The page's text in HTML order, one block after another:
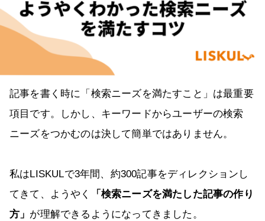
記事を書く時に「検索ニーズを満たすこと」は最重要
項目です。しかし、キーワードからユーザーの検索
ニーズをつかむのは決して簡単ではありません。
私はLISKULで3年間、約300記事をディレクションし
てきて、ようやく
「検索ニーズを満たした記事の作り
方」 が理解できるようになってきました。